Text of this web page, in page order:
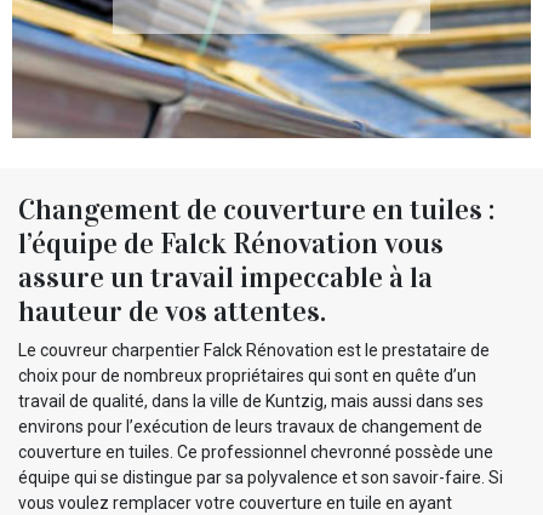
Changement de couverture en tuiles :
l’équipe de Falck Rénovation vous
assure un travail impeccable à la
hauteur de vos attentes.
Le couvreur charpentier Falck Rénovation est le prestataire de
choix pour de nombreux propriétaires qui sont en quête d’un
travail de qualité, dans la ville de Kuntzig, mais aussi dans ses
environs pour l’exécution de leurs travaux de changement de
couverture en tuiles. Ce professionnel chevronné possède une
équipe qui se distingue par sa polyvalence et son savoir-faire. Si
vous voulez remplacer votre couverture en tuile en ayant